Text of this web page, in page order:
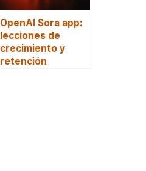
OpenAI Sora app:
lecciones de
crecimiento y
retención